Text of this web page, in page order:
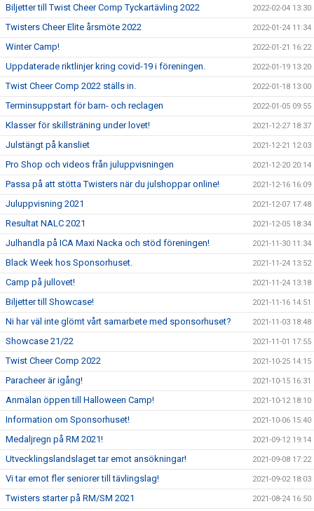
Biljetter till Twist Cheer Comp Tyckartävling 2022 2022-02-04 13:30
Twisters Cheer Elite årsmöte 2022 2022-01-24 11:34
Winter Camp! 2022-01-21 16:22
Uppdaterade riktlinjer kring covid-19 i föreningen. 2022-01-19 13:20
Twist Cheer Comp 2022 ställs in. 2022-01-18 13:00
Terminsuppstart för barn- och reclagen 2022-01-05 09:55
Klasser för skillsträning under lovet! 2021-12-27 18:37
Julstängt på kansliet 2021-12-21 12:03
Pro Shop och videos från juluppvisningen 2021-12-20 20:14
Passa på att stötta Twisters när du julshoppar online! 2021-12-16 16:09
Juluppvisning 2021 2021-12-07 17:48
Resultat NALC 2021 2021-12-05 18:34
Julhandla på ICA Maxi Nacka och stöd föreningen! 2021-11-30 11:34
Black Week hos Sponsorhuset. 2021-11-24 13:52
Camp på jullovet! 2021-11-24 13:18
Biljetter till Showcase! 2021-11-16 14:51
Ni har väl inte glömt vårt samarbete med sponsorhuset? 2021-11-03 18:48
Showcase 21/22 2021-11-01 17:55
Twist Cheer Comp 2022 2021-10-25 14:15
Paracheer är igång! 2021-10-15 16:31
Anmälan öppen till Halloween Camp! 2021-10-12 18:10
Information om Sponsorhuset! 2021-10-06 15:40
Medaljregn på RM 2021! 2021-09-12 19:14
Utvecklingslandslaget tar emot ansökningar! 2021-09-08 17:22
Vi tar emot fler seniorer till tävlingslag! 2021-09-02 18:03
Twisters starter på RM/SM 2021 2021-08-24 16:50